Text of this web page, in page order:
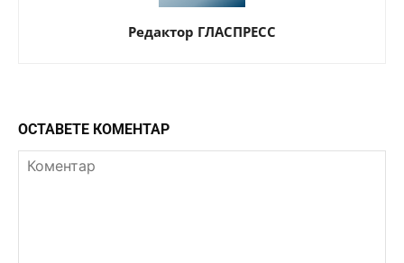
Редактор ГЛАСПРЕСС
ОСТАВЕТЕ КОМЕНТАР